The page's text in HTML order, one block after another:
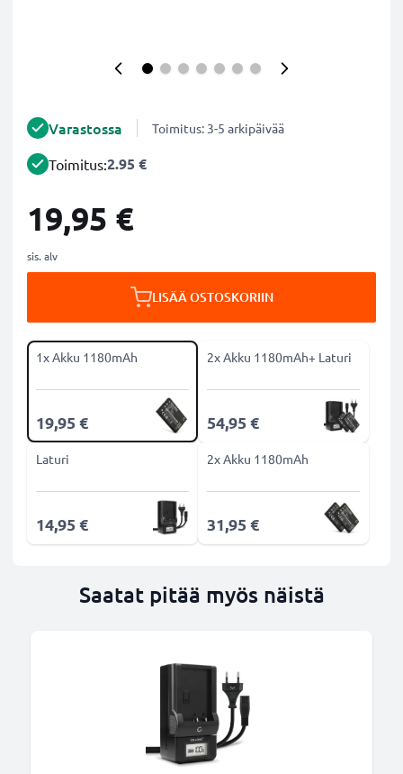
Varastossa Toimitus: 3-5 arkipäivää
Toimitus:2.95 €
19,95 €
sis. alv
LISÄÄ OSTOSKORIIN
1x Akku 1180mAh
19,95 €
2x Akku 1180mAh+ Laturi
54,95 €
Laturi
14,95 €
2x Akku 1180mAh
31,95 €
Saatat pitää myös näistä